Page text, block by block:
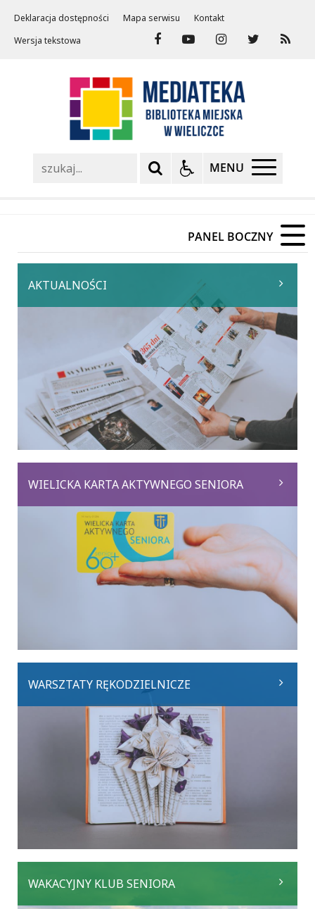
Deklaracja dostępności Mapa serwisu
Kontakt
Wersja tekstowa
MENU
PANEL BOCZNY
AKTUALNOŚCI
WIELICKA KARTA AKTYWNEGO SENIORA
WARSZTATY RĘKODZIELNICZE
WAKACYJNY KLUB SENIORA